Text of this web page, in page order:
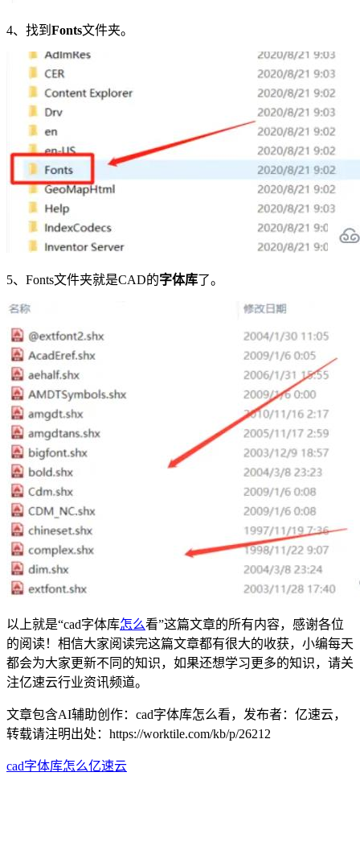
4、找到 Fonts文件夹。
5、Fonts文件夹就是CAD的字体库了。
以上就是“cad字体库怎么看”这篇文章的所有内容，感谢各位
的阅读！相信大家阅读完这篇文章都有很大的收获，小编每天
都会为大家更新不同的知识，如果还想学习更多的知识，请关
注亿速云行业资讯频道。
文章包含AI辅助创作：cad字体库怎么看，发布者：亿速云，
转载请注明出处： https://worktile.com/kb/p/26212
cad字体库怎么亿速云